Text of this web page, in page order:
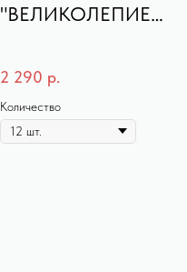
"ВЕЛИКОЛЕПИЕ
2 290 р.
Количество